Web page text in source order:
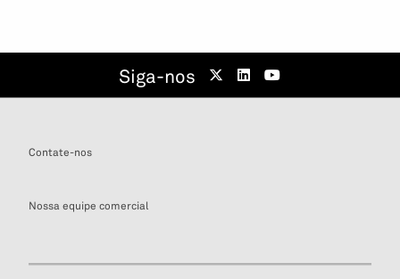
Siga-nos
Contate-nos
Nossa equipe comercial